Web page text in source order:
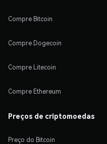
Compre Bitcoin
Compre Dogecoin
Compre Litecoin
Compre Ethereum
Preços de criptomoedas
Preço do Bitcoin